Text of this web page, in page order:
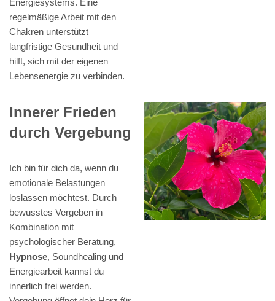
regelmäßige Arbeit mit den
Chakren unterstützt
langfristige Gesundheit und
hilft, sich mit der eigenen
Lebensenergie zu verbinden.
Innerer Frieden
durch Vergebung
Ich bin für dich da, wenn du
emotionale Belastungen
loslassen möchtest. Durch
bewusstes Vergeben in
Kombination mit
psychologischer Beratung,
Hypnose, Soundhealing und
Energiearbeit kannst du
innerlich frei werden.